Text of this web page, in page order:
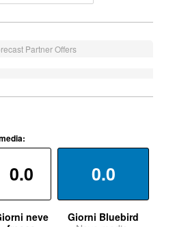
Partner Offers
0.0
neve
0.0
Giorni Bluebird